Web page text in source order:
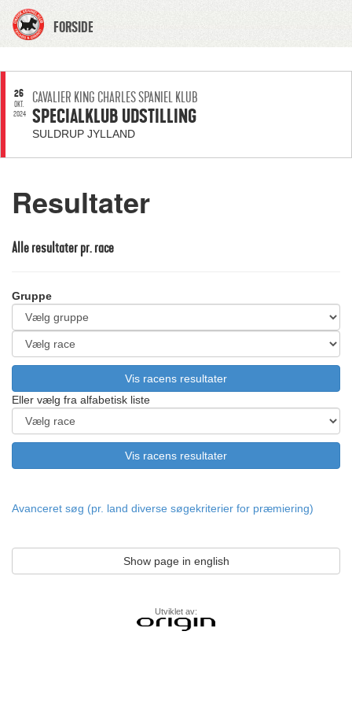
FORSIDE
26
OKT.
2024
CAVALIER KING CHARLES SPANIEL KLUB
SPECIALKLUB UDSTILLING
SULDRUP JYLLAND
Resultater
Alle resultater pr. race
Gruppe
Eller vælg fra alfabetisk liste
Avanceret søg (pr. land diverse søgekriterier for præmiering)
Show page in english
Utviklet av: